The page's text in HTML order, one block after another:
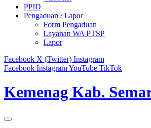
PPID
Pengaduan / Lapor
Form Pengaduan
Layanan WA PTSP
Lapor
Facebook X (Twitter) Instagram
Facebook InstagramYouTube TikTok
Kemenag Kab.